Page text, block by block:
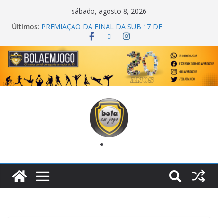
sábado, agosto 8, 2026
Últimos: COPA DO MUNDO PRIMEIRO TOQUE
PREMIAÇÃO DA FINAL DA SUB 17 DE
CACHOEIRINHA
AGEC CAMPEÃ DA 1ª COPA DA AMIZADE
CROSS FUT SM CAMPEÃ DO TORNEIO TURBO
AUTO CENTER
ONZE UNIDOS É BICAMPEÃO DA SUPER LIGA